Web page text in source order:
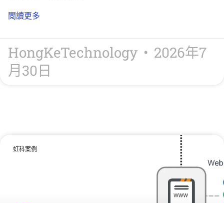
閲讀更多
HongKeTechnology
2026年7
月30日
虹科案例